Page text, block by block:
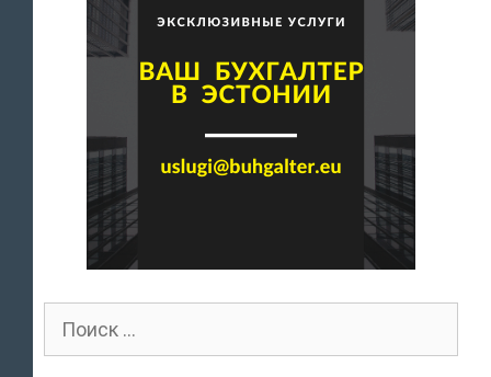
Поиск
для: